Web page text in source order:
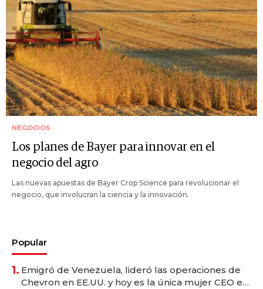
NEGOCIOS
Los planes de Bayer para innovar en el
negocio del agro
Las nuevas apuestas de Bayer Crop Science para revolucionar el
negocio, que involucran la ciencia y la innovación.
Popular
1. Emigró de Venezuela, lideró las operaciones de
Chevron en EE.UU. y hoy es la única mujer CEO en